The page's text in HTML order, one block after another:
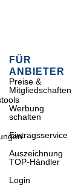
FÜR
ANBIETER
Preise &
Mitgliedschaften
Werbung
schalten
Eintragsservice
Auszeichnung
TOP-Händler
Login